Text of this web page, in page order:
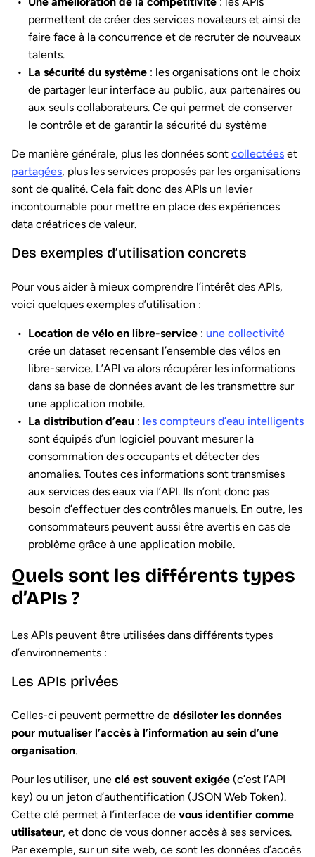
permettent de créer des services novateurs et ainsi de
faire face à la concurrence et de recruter de nouveaux
talents.
La sécurité du système : les organisations ont le choix
de partager leur interface au public, aux partenaires ou
aux seuls collaborateurs. Ce qui permet de conserver
le contrôle et de garantir la sécurité du système
De manière générale, plus les données sont collectées et
partagées, plus les services proposés par les organisations
sont de qualité. Cela fait donc des APIs un levier
incontournable pour mettre en place des expériences
data créatrices de valeur.
Des exemples d’utilisation concrets
Pour vous aider à mieux comprendre l’intérêt des APIs,
voici quelques exemples d’utilisation :
Location de vélo en libre-service : une collectivité
crée un dataset recensant l’ensemble des vélos en
libre-service. L’API va alors récupérer les informations
dans sa base de données avant de les transmettre sur
une application mobile.
La distribution d’eau : les compteurs d’eau intelligents
sont équipés d’un logiciel pouvant mesurer la
consommation des occupants et détecter des
anomalies. Toutes ces informations sont transmises
aux services des eaux via l’API. Ils n’ont donc pas
besoin d’effectuer des contrôles manuels. En outre, les
consommateurs peuvent aussi être avertis en cas de
problème grâce à une application mobile.
Quels sont les différents types
d’APIs ?
Les APIs peuvent être utilisées dans différents types
d’environnements :
Les APIs privées
Celles-ci peuvent permettre de désiloter les données
pour mutualiser l’accès à l’information au sein d’une
organisation.
Pour les utiliser, une clé est souvent exigée (c’est l’API
key) ou un jeton d’authentification (JSON Web Token).
Cette clé permet à l’interface de vous identifier comme
utilisateur, et donc de vous donner accès à ses services.
Par exemple, sur un site web, ce sont les données d’accès